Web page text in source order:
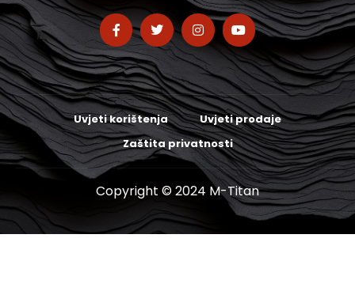
Uvjeti korištenja
Uvjeti prodaje
Zaštita privatnosti
Copyright © 2024 M-Titan